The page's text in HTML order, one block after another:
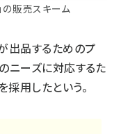
の販売スキーム
出品するためのプ
ニーズに対応するた
用したという。